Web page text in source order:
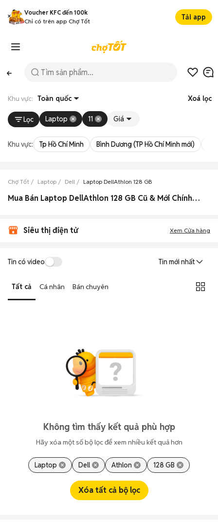
Voucher KFC đến 100k
Chỉ có trên app Chợ Tốt
Tải app
Khu vực: Toàn quốc Xoá lọc
Lọc Laptop 11 Giá
Khu vực: Tp Hồ Chí Minh Bình Dương (TP Hồ Chí Minh mới)
Chợ Tốt Laptop Dell Laptop DellAthlon 128 GB
Mua Bán Laptop DellAthlon 128 GB Cũ & Mới Chính Hãng Giá Rẻ
Siêu thị điện tử Xem Cửa hàng
Tin có video Tin mới nhất
Tất cả Cá nhân Bán chuyên
Không tìm thấy kết quả phù hợp
Hãy xóa một số bộ lọc để xem nhiều kết quả hơn
Laptop Dell Athlon 128 GB
Xóa tất cả bộ lọc